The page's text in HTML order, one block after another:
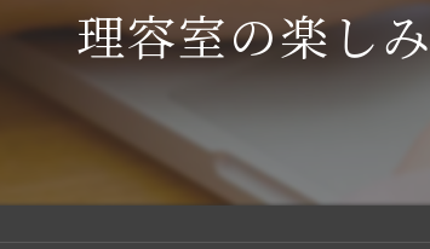
理容室の楽し